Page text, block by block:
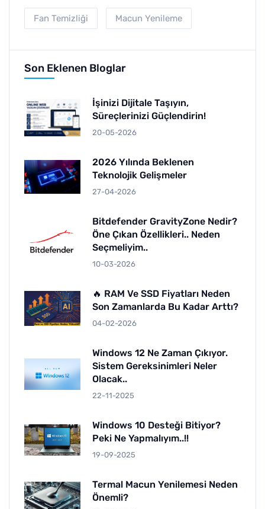
Fan Temizliği Macun Yenileme
Son Eklenen Bloglar
İşinizi Dijitale Taşıyın,
Süreçlerinizi Güçlendirin!
20-05-2026
2026 Yılında Beklenen
Teknolojik Gelişmeler
27-04-2026
Bitdefender GravityZone Nedir?
Öne Çıkan Özellikleri.. Neden
Seçmeliyim..
10-03-2026
🔥 RAM Ve SSD Fiyatları Neden
Son Zamanlarda Bu Kadar Arttı?
04-02-2026
Windows 12 Ne Zaman Çıkıyor.
Sistem Gereksinimleri Neler
Olacak..
22-11-2025
Windows 10 Desteği Bitiyor?
Peki Ne Yapmalıyım..!!
19-09-2025
Termal Macun Yenilemesi Neden
Önemli?